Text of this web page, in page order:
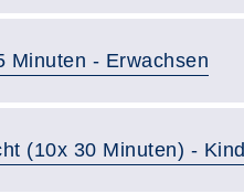
Minuten - Erwachsen
(10x 30 Minuten) - Kind